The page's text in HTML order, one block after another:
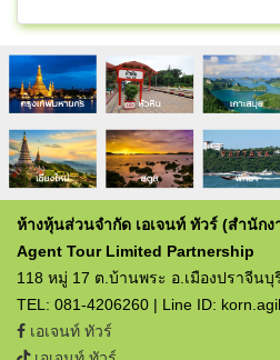
ห้างหุ้นส่วนจำกัด เอเจนท์ ทัวร์ (สำนัก
Agent Tour Limited Partnership
118 หมู่ 17 ต.บ้านพระ อ.เมืองปราจีน
TEL: 081-4206260 | Line ID:
เอเจนท์ ทัวร์